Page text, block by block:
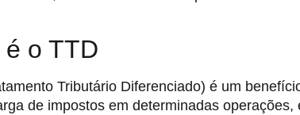
o TTD
Tributário Diferenciado) é um
de impostos em determinadas